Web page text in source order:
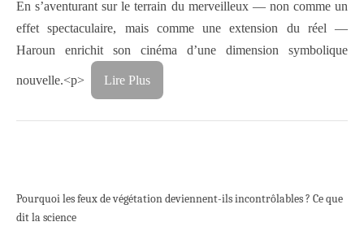
En s’aventurant sur le terrain du merveilleux — non comme un
effet spectaculaire, mais comme une extension du réel —
Haroun enrichit son cinéma d’une dimension symbolique
nouvelle.<p> Lire Plus
Pourquoi les feux de végétation deviennent-ils incontrôlables ? Ce que
dit la science